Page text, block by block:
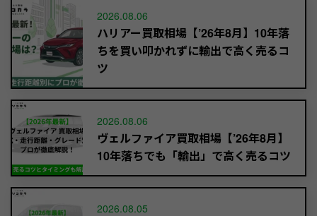
2026.08.06
ハリアー買取相場【’26年8月】10年落
ちを買い叩かれずに輸出で高く売るコ
ツ
2026.08.06
ヴェルファイア買取相場【’26年8月】
10年落ちでも「輸出」で高く売るコツ
2026.08.05